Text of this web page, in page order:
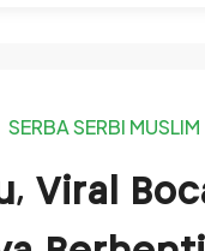
SERBA SERBI MUSLIM
Viral